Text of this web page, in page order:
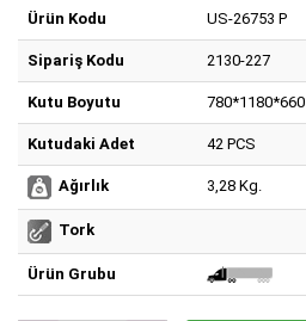
Ürün Kodu US-26753 P
Sipariş Kodu 2130-227
Kutu Boyutu 780*1180*660
Kutudaki Adet 42 PCS
Ağırlık 3,28 Kg.
Tork
Ürün Grubu